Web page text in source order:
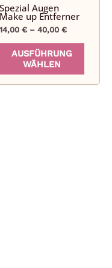
Spezial Augen
Make up Entferner
14,00 €– 40,00 €
AUSFÜHRUNG
WÄHLEN
Dieses
weist